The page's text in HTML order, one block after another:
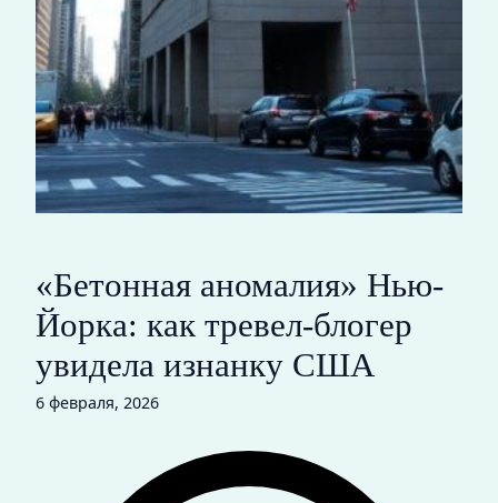
«Бетонная аномалия» Нью-
Йорка: как тревел-блогер
увидела изнанку США
6 февраля, 2026